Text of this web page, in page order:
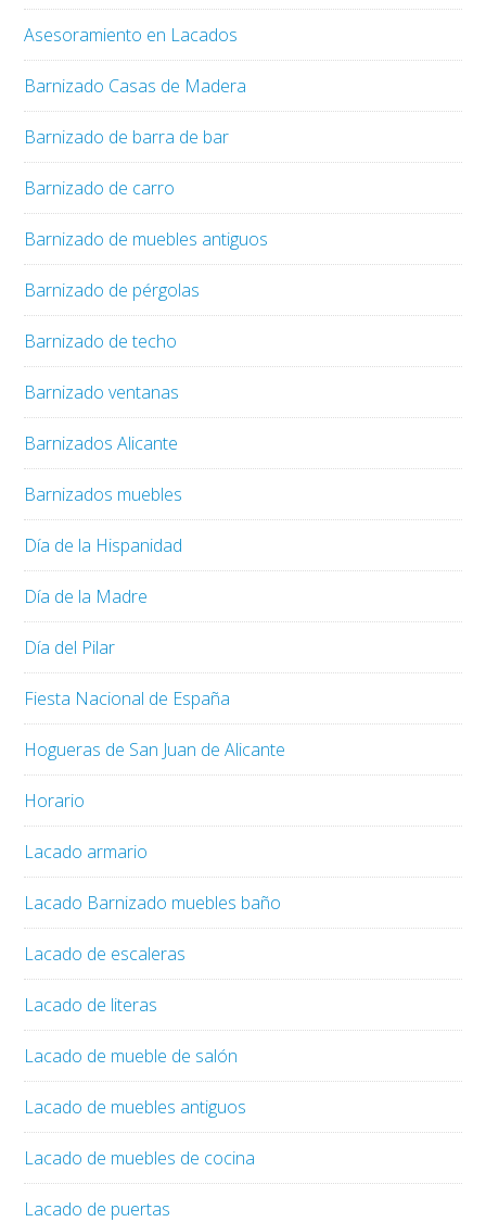
Asesoramiento en Lacados
Barnizado Casas de Madera
Barnizado de barra de bar
Barnizado de carro
Barnizado de muebles antiguos
Barnizado de pérgolas
Barnizado de techo
Barnizado ventanas
Barnizados Alicante
Barnizados muebles
Día de la Hispanidad
Día de la Madre
Día del Pilar
Fiesta Nacional de España
Hogueras de San Juan de Alicante
Horario
Lacado armario
Lacado Barnizado muebles baño
Lacado de escaleras
Lacado de literas
Lacado de mueble de salón
Lacado de muebles antiguos
Lacado de muebles de cocina
Lacado de puertas